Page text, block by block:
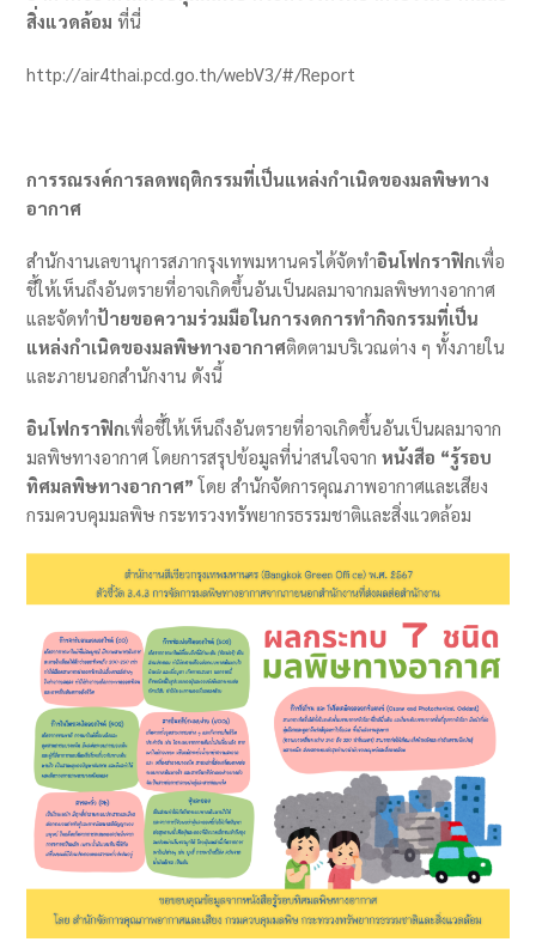
สิ่งแวดล้อม ที่นี่
http://air4thai.pcd.go.th/webV3/#/Report
การรณรงค์การลดพฤติกรรมที่เป็นแหล่งกำเนิดของมลพิษทาง
อากาศ
สำนักงานเลขานุการสภากรุงเทพมหานครได้จัดทำอินโฟกราฟิกเพื่อ
ชี้ให้เห็นถึงอันตรายที่อาจเกิดขึ้นอันเป็นผลมาจากมลพิษทางอากาศ
และจัดทำป้ายขอความร่วมมือในการงดการทำกิจกรรมที่เป็น
แหล่งกำเนิดของมลพิษทางอากาศติดตามบริเวณต่าง ๆ ทั้งภายใน
และภายนอกสำนักงาน ดังนี้
อินโฟกราฟิกเพื่อชี้ให้เห็นถึงอันตรายที่อาจเกิดขึ้นอันเป็นผลมาจาก
มลพิษทางอากาศ โดยการสรุปข้อมูลที่น่าสนใจจากหนังสือ “รู้รอบ
ทิศมลพิษทางอากาศ” โดย สํานักจัดการคุณภาพอากาศและเสียง
กรมควบคุมมลพิษ กระทรวงทรัพยากรธรรมชาติและสิ่งแวดล้อม